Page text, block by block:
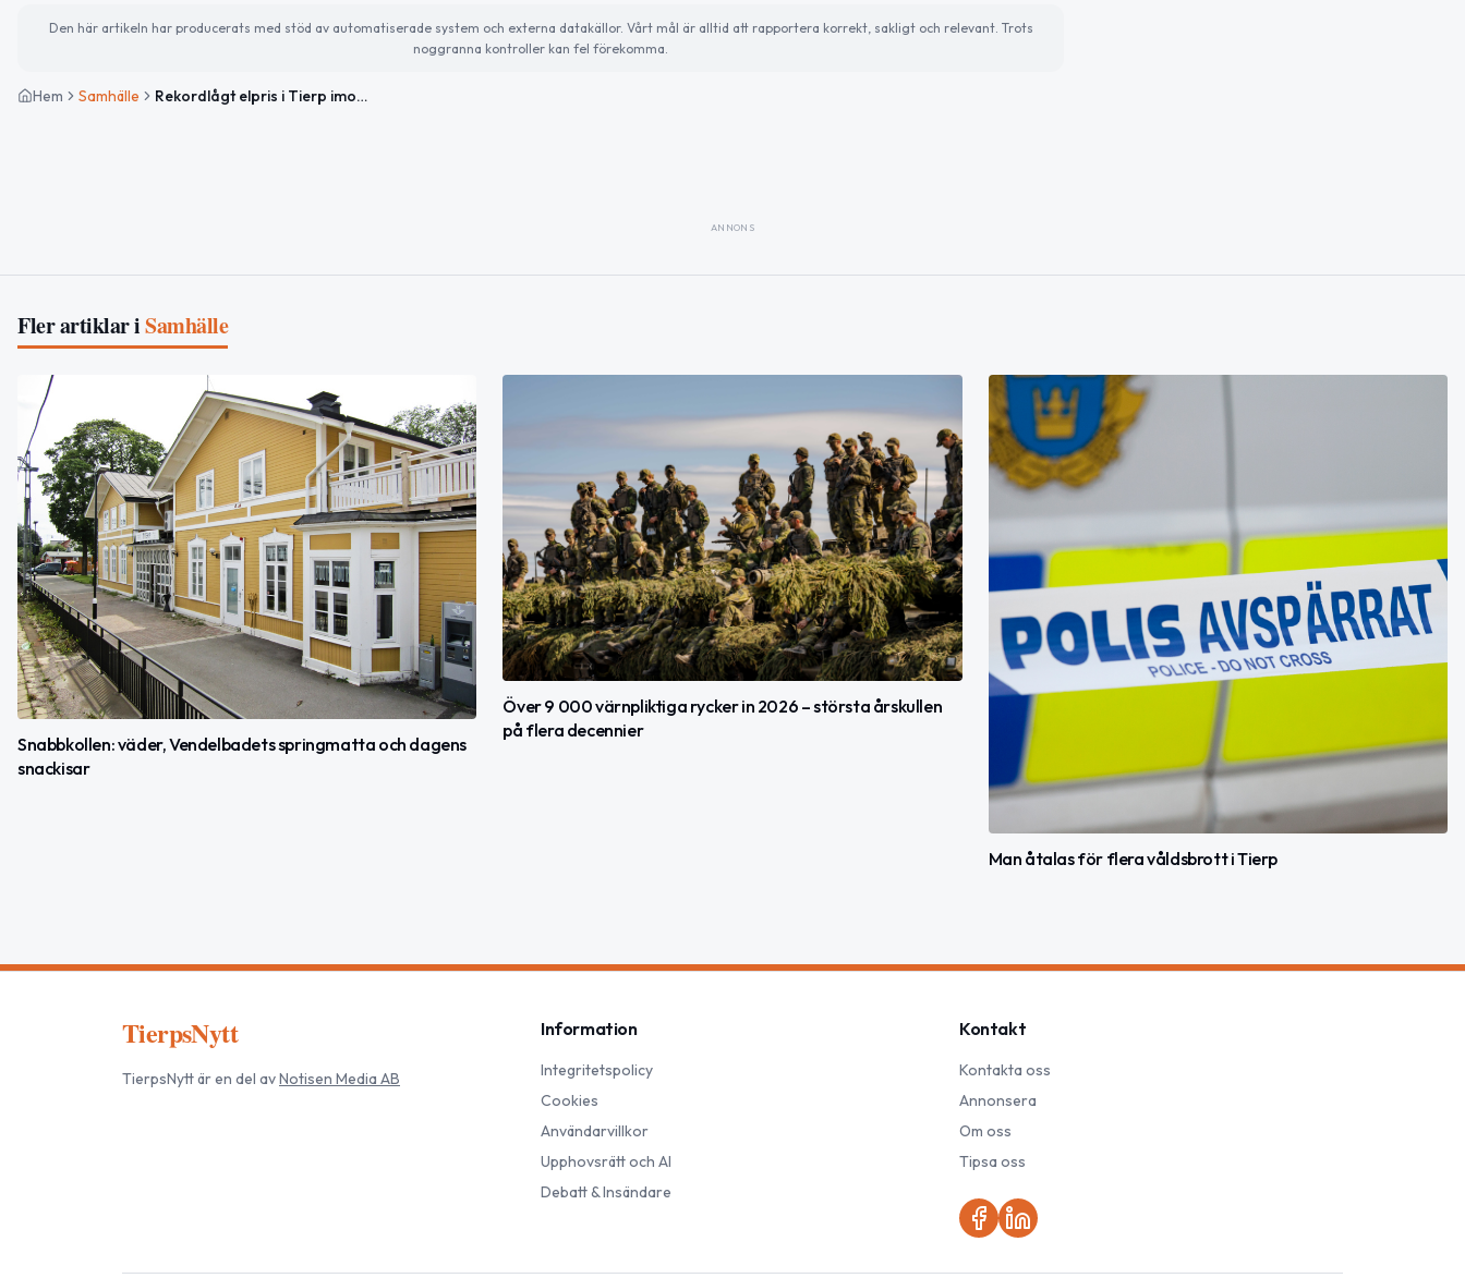
Den här artikeln har producerats med stöd av automatiserade system och externa datakällor. Vårt mål är alltid att rapportera korrekt, sakligt och relevant. Trots
noggranna kontroller kan fel förekomma.
Hem Samhälle Rekordlågt elpris i Tierp imorgon — lägsta under perioden
ANNONS
Fler artiklar iSamhälle
Snabbkollen: väder, Vendelbadets springmatta och dagens
snackisar
Över 9 000 värnpliktiga rycker in 2026 – största årskullen
på flera decennier
Man åtalas för flera våldsbrott i Tierp
TierpsNytt
TierpsNyttär en del avNotisen Media AB
Information
Integritetspolicy
Cookies
Användarvillkor
Upphovsrätt och AI
Debatt & Insändare
Kontakt
Kontakta oss
Annonsera
Om oss
Tipsa oss